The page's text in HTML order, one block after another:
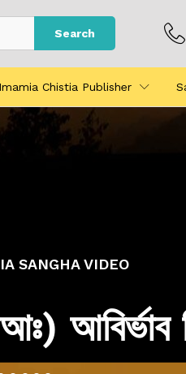
Search
Imamia Chistia Publisher
SANGHA VIDEO
আবির্ভাব